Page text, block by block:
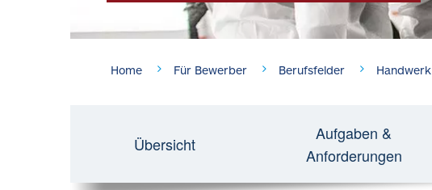
Home Für Bewerber Berufsfelder Handwerk
Übersicht
Aufgaben &
Anforderungen